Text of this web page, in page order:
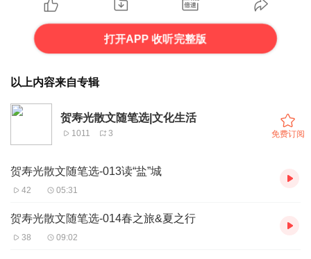
打开APP 收听完整版
以上内容来自专辑
贺寿光散文随笔选|文化生活
1011 3 免费订阅
贺寿光散文随笔选-013读“盐”城
42 05:31
贺寿光散文随笔选-014春之旅&夏之行
38 09:02